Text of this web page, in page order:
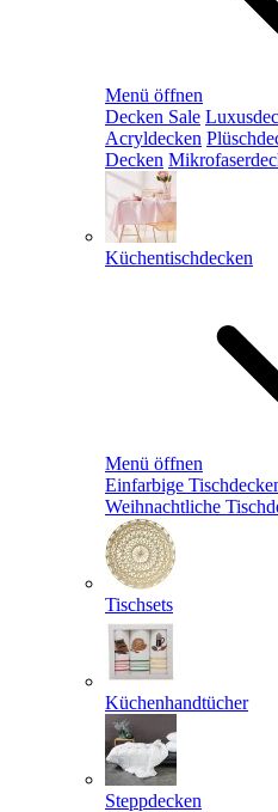
Menü öffnen
Decken Sale
Acryldecken
Decken
Küchentischdecken
Menü öffnen
Einfarbige
Weihnachtliche
Tischsets
Küchenhandtücher
Steppdecken